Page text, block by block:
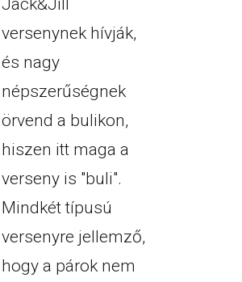
Jack&Jill
versenynek hívják,
és nagy
népszerűségnek
örvend a bulikon,
hiszen itt maga a
verseny is "buli".
Mindkét típusú
versenyre jellemző,
hogy a párok nem